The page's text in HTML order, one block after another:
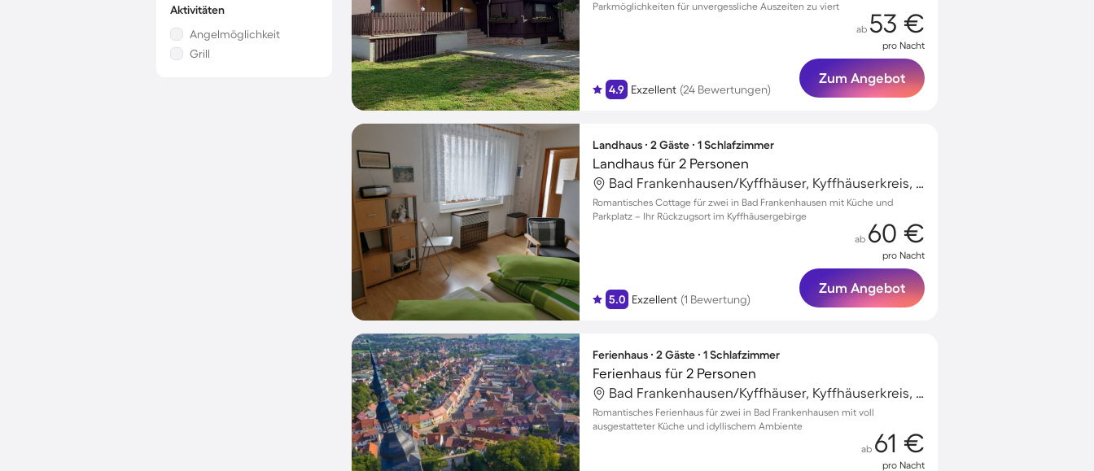
Aktivitäten
Angelmöglichkeit
Grill
Parkmöglichkeiten für unvergessliche Auszeiten zu viert
4.9 Exzellent (24 Bewertungen)
ab 53 €
pro Nacht
Zum Angebot
Landhaus ∙ 2 Gäste ∙ 1 Schlafzimmer
Landhaus für 2 Personen
Bad Frankenhausen/Kyffhäuser, Kyffhäuserkreis, Deutschland
Romantisches Cottage für zwei in Bad Frankenhausen mit Küche und
Parkplatz – Ihr Rückzugsort im Kyffhäusergebirge
5.0 Exzellent (1 Bewertung)
ab 60 €
pro Nacht
Zum Angebot
Ferienhaus ∙ 2 Gäste ∙ 1 Schlafzimmer
Ferienhaus für 2 Personen
Bad Frankenhausen/Kyffhäuser, Kyffhäuserkreis, Deutschland
Romantisches Ferienhaus für zwei in Bad Frankenhausen mit voll
ausgestatteter Küche und idyllischem Ambiente
ab 61 €
pro Nacht